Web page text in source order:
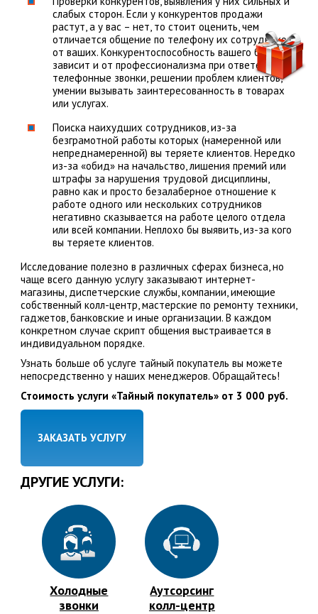
слабых сторон. Если у конкурентов продажи
растут, а у вас – нет, то стоит оценить, чем
отличается общение по телефону их сотрудников
от ваших. Конкурентоспособность вашего бизнеса
зависит и от профессионализма при ответе на
телефонные звонки, решении проблем клиентов,
умении вызывать заинтересованность в товарах
или услугах.
Поиска наихудших сотрудников, из-за
безграмотной работы которых (намеренной или
непреднамеренной) вы теряете клиентов. Нередко
из-за «обид» на начальство, лишения премий или
штрафы за нарушения трудовой дисциплины,
равно как и просто безалаберное отношение к
работе одного или нескольких сотрудников
негативно сказывается на работе целого отдела
или всей компании. Неплохо бы выявить, из-за кого
вы теряете клиентов.
Исследование полезно в различных сферах бизнеса, но
чаще всего данную услугу заказывают интернет-
магазины, диспетчерские службы, компании, имеющие
собственный колл-центр, мастерские по ремонту техники,
гаджетов, банковские и иные организации. В каждом
конкретном случае скрипт общения выстраивается в
индивидуальном порядке.
Узнать больше об услуге тайный покупатель вы можете
непосредственно у наших менеджеров. Обращайтесь!
Стоимость услуги «Тайный покупатель» от 3 000 руб.
ЗАКАЗАТЬ УСЛУГУ
ДРУГИЕ УСЛУГИ:
Холодные
звонки
Аутсорсинг
колл-центр